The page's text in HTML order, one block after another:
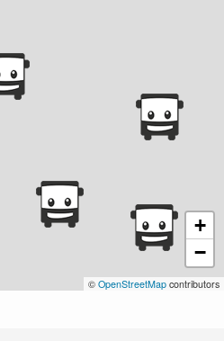
+
−
© OpenStreetMap contributors